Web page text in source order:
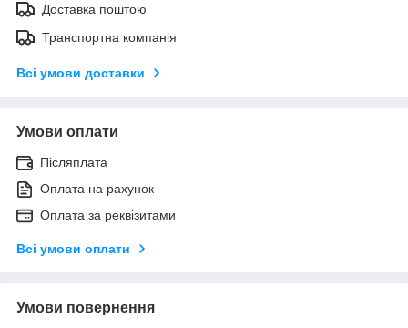
Доставка поштою
Транспортна компанія
Всі умови доставки
Умови оплати
Післяплата
Оплата на рахунок
Оплата за реквізитами
Всі умови оплати
Умови повернення